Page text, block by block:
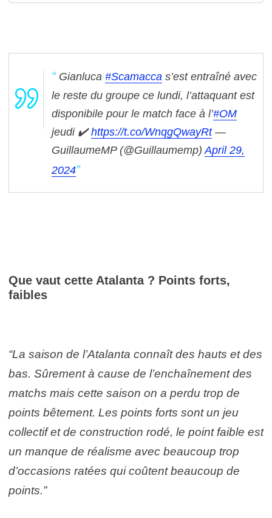
Gianluca #Scamacca s’est entraîné avec
le reste du groupe ce lundi, l’attaquant est
disponibile pour le match face à l’#OM
jeudi ✔️https://t.co/WnqgQwayRt —
GuillaumeMP (@Guillaumemp) April 29,
2024
Que vaut cette Atalanta ? Points forts,
faibles
“La saison de l’Atalanta connaît des hauts et des
bas. Sûrement à cause de l’enchaînement des
matchs mais cette saison on a perdu trop de
points bêtement. Les points forts sont un jeu
collectif et de construction rodé, le point faible est
un manque de réalisme avec beaucoup trop
d’occasions ratées qui coûtent beaucoup de
points.”